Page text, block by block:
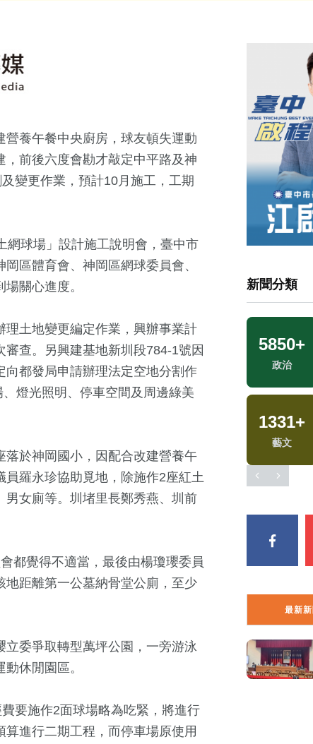
營養午餐中央廚房，球友頓失運動
前後六度會勘才敲定中平路及神
變更作業，預計10月施工，工期
網球場」設計施工說明會，臺中市
區體育會、神岡區網球委員會、
關心進度。
土地變更編定作業，興辦事業計
查。另興建基地新圳段784-1號因
都發局申請辦理法定空地分割作
燈光照明、停車空間及周邊綠美
於神岡國小，因配合改建營養午
羅永珍協助覓地，除施作2座紅土
女廁等。圳堵里長鄭秀燕、圳前
都覺得不適當，最後由楊瓊瓔委員
地距離第一公墓納骨堂公廁，至少
委爭取轉型萬坪公園，一旁游泳
休閒園區。
要施作2面球場略為吃緊，將進行
進行二期工程，而停車場原使用
新聞分類
區
5850+
政治
13+
福建林公信俗文
化專區
1846 53+
綜藝
91+
評論
最新新